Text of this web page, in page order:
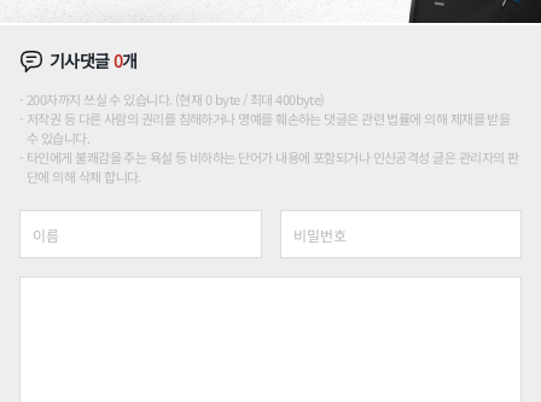
기사댓글0개
200자까지 쓰실 수 있습니다. (현재 0 byte / 최대 400byte)
저작권 등 다른 사람의 권리를 침해하거나 명예를 훼손하는 댓글은 관련 법률에 의해 제재를 받을
수 있습니다.
타인에게 불쾌감을 주는 욕설 등 비하하는 단어가 내용에 포함되거나 인신공격성 글은 관리자의 판
단에 의해 삭제 합니다.